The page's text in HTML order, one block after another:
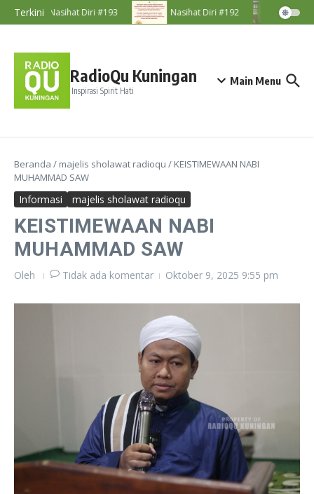
Lewati ke konten
TerkiniNasihat Diri #193 Nasihat Diri #192
RadioQu Kuningan
Inspirasi Spirit Hati
Main Menu
Beranda / majelis sholawat radioqu / KEISTIMEWAAN NABI
MUHAMMAD SAW
Informasi majelis sholawat radioqu
KEISTIMEWAAN NABI
MUHAMMAD SAW
Oleh Tidak ada komentar Oktober 9, 2025 9:55 pm